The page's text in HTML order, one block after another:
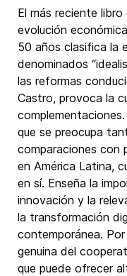
El más reciente
evolución
50 años clasifica la
denominados
las reformas
Castro, provoca la
que se preocupa
comparaciones con
en América Latina,
en sí. Enseña la
innovación y la
la transformación
contemporánea.
genuina del
que puede ofrecer